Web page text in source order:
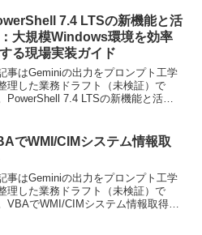
いて不可欠です。トランスミッショ
ント...
7.4 LTSの新機能と活
大規模Windows環境を効率
る現場実装ガイド
事はGeminiの出力をプロンプト工学
理した業務ドラフト（未検証）で
PowerShell 7.4 LTSの新機能と活
Te...
でWMI/CIMシステム情報取
事はGeminiの出力をプロンプト工学
理した業務ドラフト（未検証）で
VBAでWMI/CIMシステム情報取得背